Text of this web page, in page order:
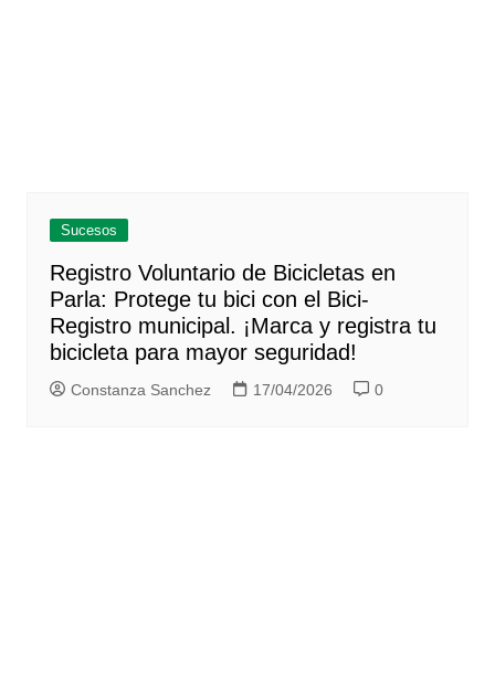
Sucesos
Registro Voluntario de Bicicletas en
Parla: Protege tu bici con el Bici-
Registro municipal. ¡Marca y registra tu
bicicleta para mayor seguridad!
Constanza Sanchez 17/04/2026 0